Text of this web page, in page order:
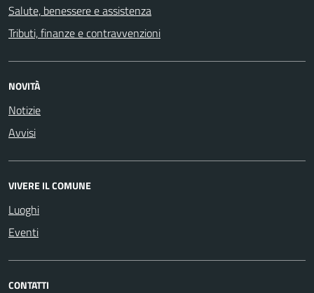
Salute, benessere e assistenza
Tributi, finanze e contravvenzioni
NOVITÀ
Notizie
Avvisi
VIVERE IL COMUNE
Luoghi
Eventi
CONTATTI